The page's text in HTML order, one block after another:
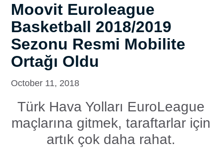
Moovit Euroleague
Basketball 2018/2019
Sezonu Resmi Mobilite
Ortağı Oldu
October 11, 2018
Türk Hava Yolları EuroLeague
maçlarına gitmek, taraftarlar için
artık çok daha rahat.